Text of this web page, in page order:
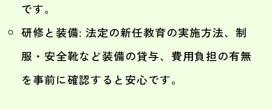
です。
研修と装備: 法定の新任教育の実施方法、制
服・安全靴など装備の貸与、費用負担の有無
を事前に確認すると安心です。